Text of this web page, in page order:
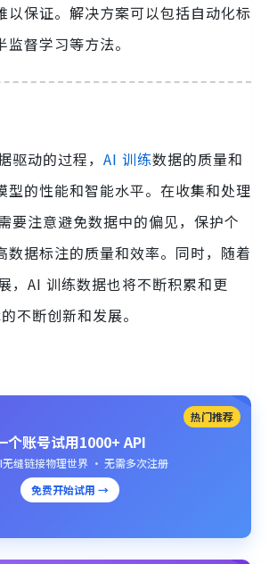
以保证。解决方案可以包括自动化标
督学习等方法。
驱动的过程， AI 训练数据的质量和
型的性能和智能水平。在收集和处理
要注意避免数据中的偏见，保护个
数据标注的质量和效率。同时，随着
，AI 训练数据也将不断积累和更
不断创新和发展。
热门推荐
个账号试用1000+ API
无缝链接物理世界 · 无需多次注册
免费开始试用 →